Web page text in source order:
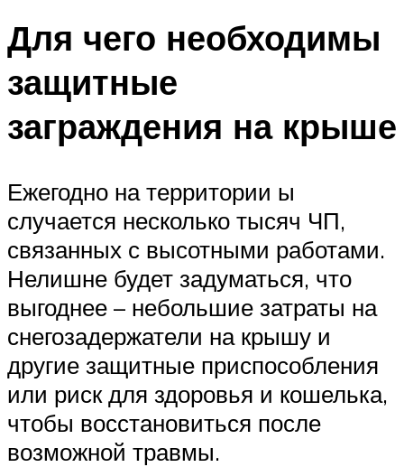
Для чего необходимы
защитные
заграждения на крыше
Ежегодно на территории ы
случается несколько тысяч ЧП,
связанных с высотными работами.
Нелишне будет задуматься, что
выгоднее – небольшие затраты на
снегозадержатели на крышу и
другие защитные приспособления
или риск для здоровья и кошелька,
чтобы восстановиться после
возможной травмы.